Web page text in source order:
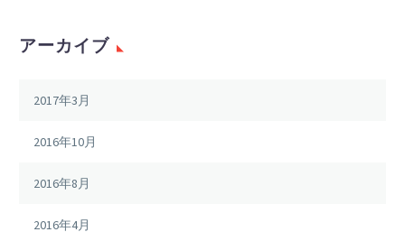
アーカイブ
2017年3月
2016年10月
2016年8月
2016年4月